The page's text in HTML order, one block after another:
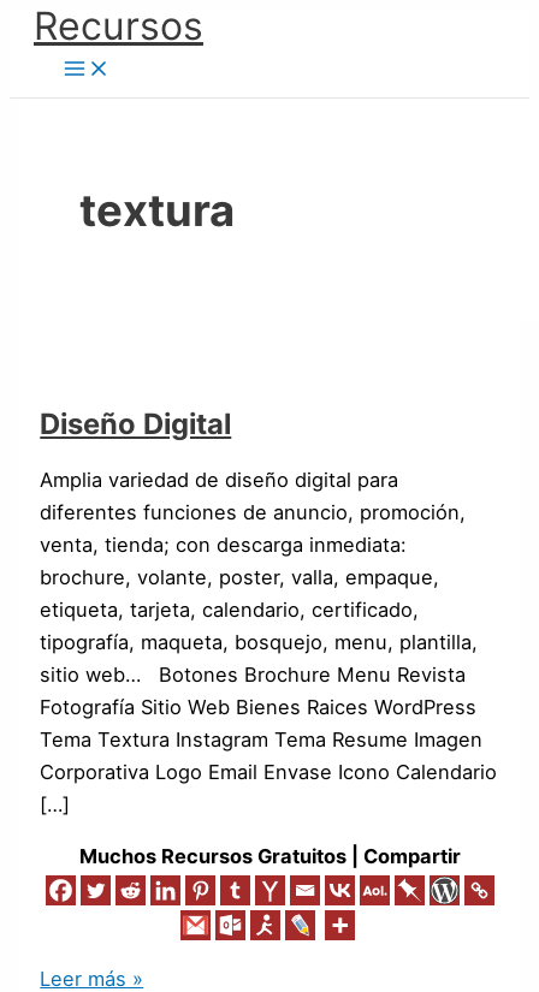
contenido
Recursos
textura
Diseño Digital
Amplia variedad de diseño digital para
diferentes funciones de anuncio, promoción,
venta, tienda; con descarga inmediata:
brochure, volante, poster, valla, empaque,
etiqueta, tarjeta, calendario, certificado,
tipografía, maqueta, bosquejo, menu, plantilla,
sitio web… Botones Brochure Menu Revista
Fotografía Sitio Web Bienes Raices WordPress
Tema Textura Instagram Tema Resume Imagen
Corporativa Logo Email Envase Icono Calendario
[…]
Muchos Recursos Gratuitos | Compartir
Diseño
Digital
Leer más »